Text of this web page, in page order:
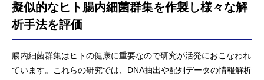
擬似的なヒト腸内細菌群集を作製し様々な解
析手法を評価
腸内細菌群集はヒトの健康に重要なので研究が活発におこなわれ
ています。これらの研究では、DNA抽出や配列データの情報解析